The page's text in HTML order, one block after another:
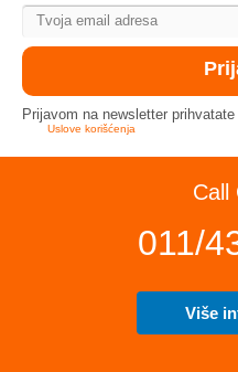
Prijavom na newsletter prihvatate
Uslove korišćenja
Call
011/
Više